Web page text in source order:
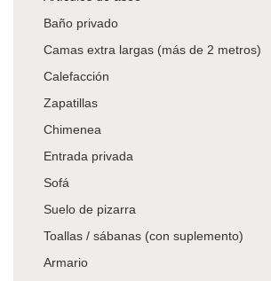
Baño privado
Camas extra largas (más de 2 metros)
Calefacción
Zapatillas
Chimenea
Entrada privada
Sofá
Suelo de pizarra
Toallas / sábanas (con suplemento)
Armario